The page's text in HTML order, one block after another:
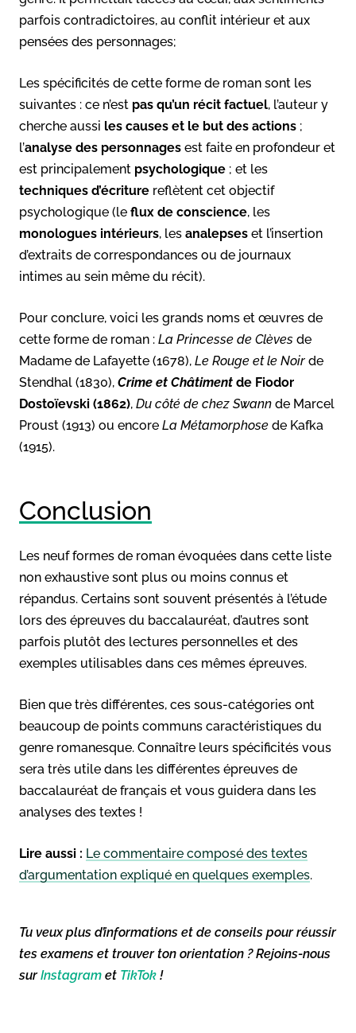
parfois contradictoires, au conflit intérieur et aux
pensées des personnages;
Les spécificités de cette forme de roman sont les
suivantes : ce n’est pas qu’un récit factuel, l’auteur y
cherche aussi les causes et le but des actions ;
l’analyse des personnages est faite en profondeur et
est principalement psychologique ; et les
techniques d’écriture reflètent cet objectif
psychologique (le flux de conscience, les
monologues intérieurs, les analepses et l’insertion
d’extraits de correspondances ou de journaux
intimes au sein même du récit).
Pour conclure, voici les grands noms et œuvres de
cette forme de roman : La Princesse de Clèves de
Madame de Lafayette (1678), Le Rouge et le Noir de
Stendhal (1830), Crime et Châtiment de Fiodor
Dostoïevski (1862), Du côté de chez Swann de Marcel
Proust (1913) ou encore La Métamorphose de Kafka
(1915).
Conclusion
Les neuf formes de roman évoquées dans cette liste
non exhaustive sont plus ou moins connus et
répandus. Certains sont souvent présentés à l’étude
lors des épreuves du baccalauréat, d’autres sont
parfois plutôt des lectures personnelles et des
exemples utilisables dans ces mêmes épreuves.
Bien que très différentes, ces sous-catégories ont
beaucoup de points communs caractéristiques du
genre romanesque. Connaître leurs spécificités vous
sera très utile dans les différentes épreuves de
baccalauréat de français et vous guidera dans les
analyses des textes !
Lire aussi : Le commentaire composé des textes
d’argumentation expliqué en quelques exemples.
Tu veux plus d’informations et de conseils pour réussir
tes examens et trouver ton orientation ? Rejoins-nous
surInstagram et TikTok !